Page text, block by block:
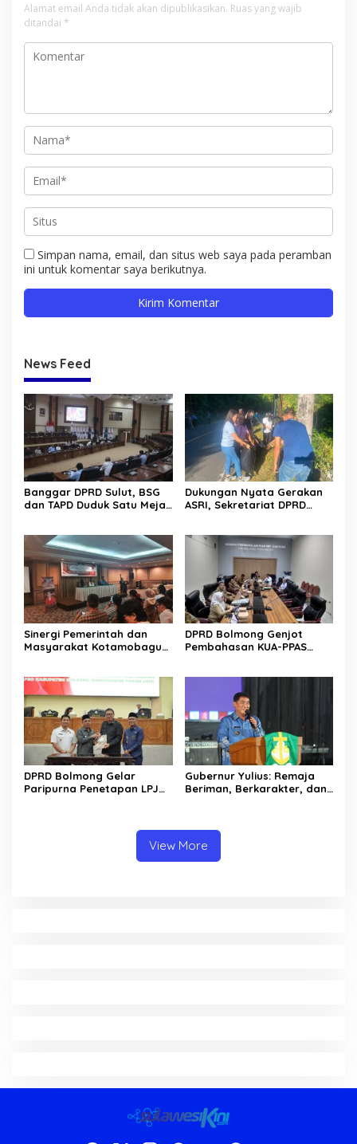
Alamat email Anda tidak akan dipublikasikan. Ruas yang wajib
ditandai *
Simpan nama, email, dan situs web saya pada peramban
ini untuk komentar saya berikutnya.
News Feed
Banggar DPRD Sulut, BSG
dan TAPD Duduk Satu Meja.
Dukungan Nyata Gerakan
ASRI, Sekretariat DPRD
Sinergi Pemerintah dan
Masyarakat Kotamobagu
DPRD Bolmong Genjot
Pembahasan KUA-PPAS
DPRD Bolmong Gelar
Paripurna Penetapan LPJ
Gubernur Yulius: Remaja
Beriman, Berkarakter, dan
View More